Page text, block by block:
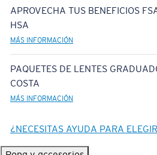
APROVECHA TUS BENEFICIOS
HSA
MÁS INFORMACIÓN
PAQUETES DE LENTES
COSTA
MÁS INFORMACIÓN
¿NECESITAS AYUDA PARA